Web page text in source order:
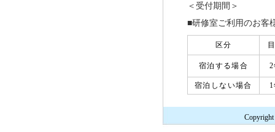
＜受付期間＞
■研修室ご利用のお客
区分
宿泊する場合
宿泊しない場合
Copyright